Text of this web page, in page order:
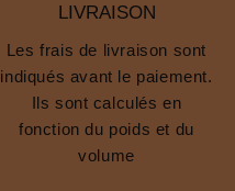
LIVRAISON
Les frais de livraison sont
indiqués avant le paiement.
Ils sont calculés en
fonction du poids et du
volume